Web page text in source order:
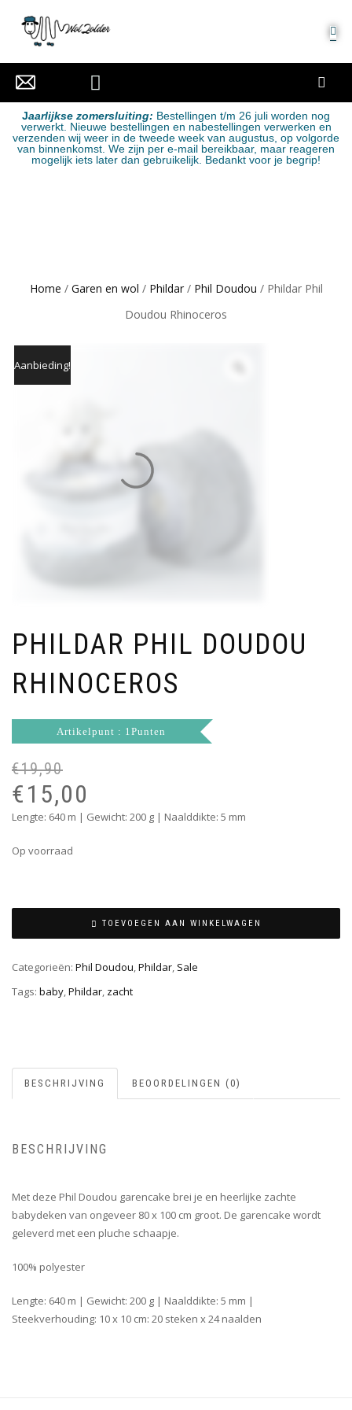
Jaarlijkse zomersluiting: Bestellingen t/m 26 juli worden nog
verwerkt. Nieuwe bestellingen en nabestellingen verwerken en
verzenden wij weer in de tweede week van augustus, op volgorde
van binnenkomst. We zijn per e-mail bereikbaar, maar reageren
mogelijk iets later dan gebruikelijk. Bedankt voor je begrip!
Home / Garen en wol / Phildar/ Phil Doudou / Phildar Phil
Doudou Rhinoceros
Aanbieding!
PHILDAR PHIL DOUDOU
RHINOCEROS
Artikelpunt : 1Punten
€19,90
€15,00
Lengte: 640 m | Gewicht: 200 g | Naalddikte: 5 mm
Op voorraad
TOEVOEGEN AAN WINKELWAGEN
Categorieën: Phil Doudou,Phildar, Sale
Tags: baby,Phildar, zacht
BESCHRIJVING BEOORDELINGEN (0)
BESCHRIJVING
Met deze Phil Doudou garencake brei je en heerlijke zachte
babydeken van ongeveer 80 x 100 cm groot. De garencake wordt
geleverd met een pluche schaapje.
100% polyester
Lengte: 640 m | Gewicht: 200 g | Naalddikte: 5 mm |
Steekverhouding: 10 x 10 cm: 20 steken x 24 naalden